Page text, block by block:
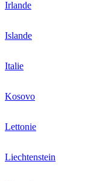
Irlande
Islande
Italie
Kosovo
Lettonie
Liechtenstein